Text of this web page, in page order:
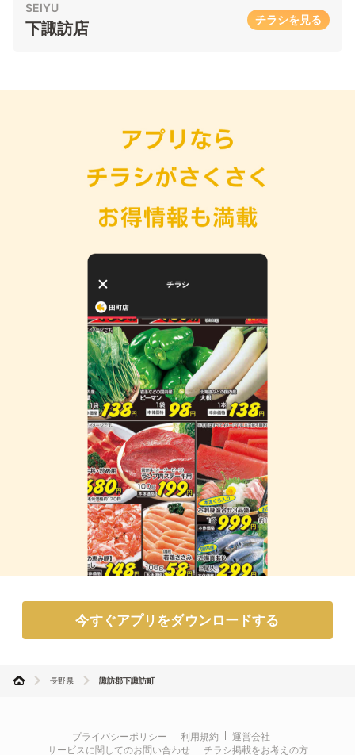
SEIYU
下諏訪店 チラシを見る
今すぐアプリをダウンロードする
長野県 諏訪郡下諏訪町
プライバシーポリシー 利用規約
運営会社
サービスに関してのお問い合わせ
チラシ掲載をお考えの方